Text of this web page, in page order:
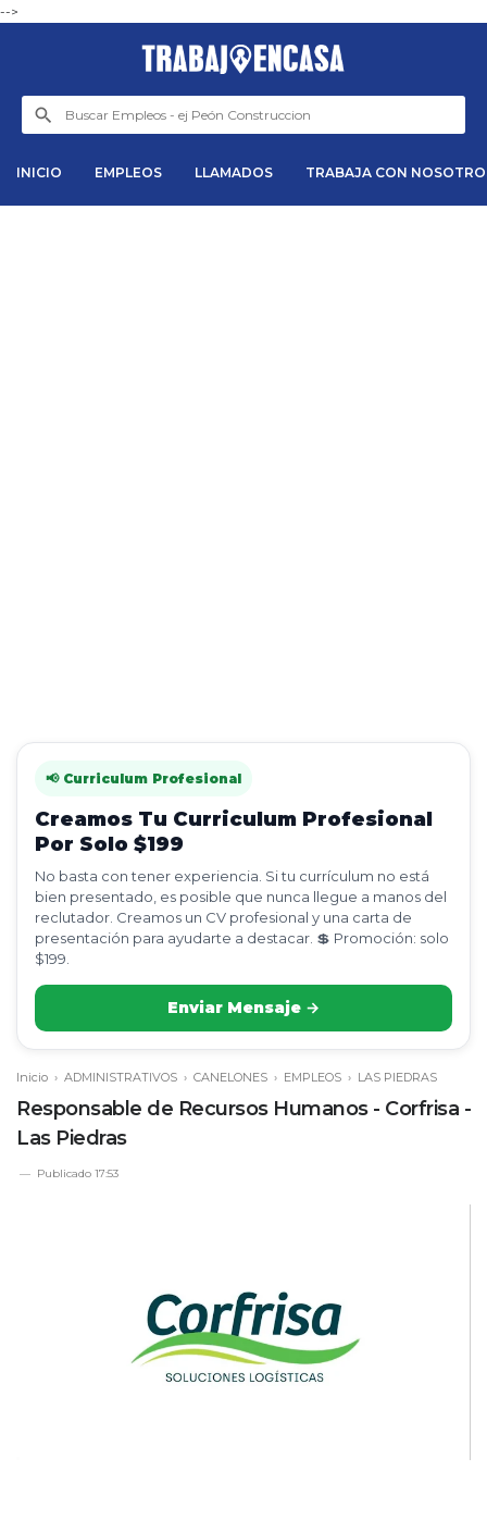
-->
INICIO EMPLEOS LLAMADOS TRABAJA CON
📢 Curriculum Profesional
Creamos Tu Curriculum Profesional
Por Solo $199
No basta con tener experiencia. Si tu currículum no está
bien presentado, es posible que nunca llegue a manos del
reclutador. Creamos un CV profesional y una carta de
presentación para ayudarte a destacar. 💲 Promoción: solo
$199.
Enviar Mensaje →
Inicio › ADMINISTRATIVOS › CANELONES › EMPLEOS › LAS PIEDRAS
Responsable de Recursos Humanos - Corfrisa -
Las Piedras
Publicado 17:53